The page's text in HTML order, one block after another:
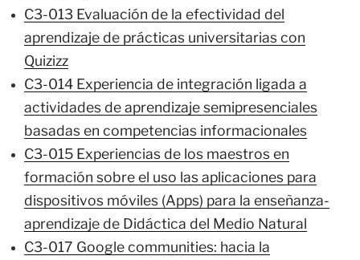
C3-013 Evaluación de la efectividad del
aprendizaje de prácticas universitarias con
Quizizz
C3-014 Experiencia de integración ligada a
actividades de aprendizaje semipresenciales
basadas en competencias informacionales
C3-015 Experiencias de los maestros en
formación sobre el uso las aplicaciones para
dispositivos móviles (Apps) para la enseñanza-
aprendizaje de Didáctica del Medio Natural
C3-017 Google communities: hacia la